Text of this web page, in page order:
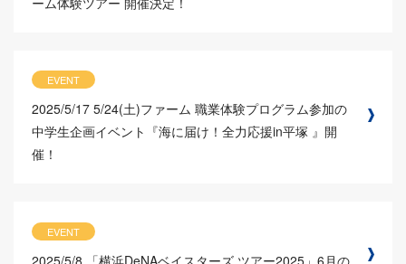
EVENT
2025/5/17 5/24(土)ファーム 職業体験プログラム参加の
中学生企画イベント『海に届け！全力応援in平塚 』開
催！
EVENT
2025/5/8
「横浜DeNAベイスターズ ツアー2025」6月の